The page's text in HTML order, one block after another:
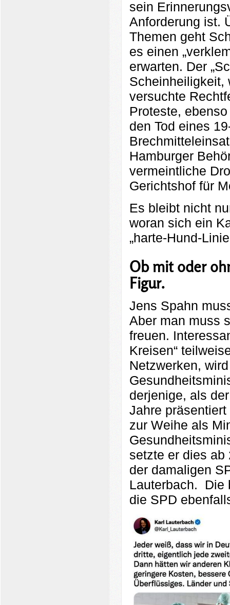
sein
Anforderung ist.
Themen geht
es einen
erwarten. Der
Scheinheiligkeit,
versuchte
Proteste,
den Tod eines
Hamburger
vermeintliche
Gerichtshof für
Es bleibt nicht
woran sich ein
„harte-Hund-
Ob mit oder
Figur.
Jens Spahn
Aber man muss
freuen.
Kreisen“
Netzwerken,
derjenige, als
Jahre
zur Weihe als
setzte er dies ab
der damaligen
Lauterbach.
Die
die SPD